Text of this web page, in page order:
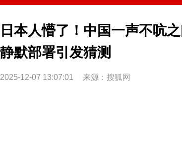
日本人懵了！中国一声不吭
静默部署引发猜测
2025-12-07 13:07:01 来源： 搜狐网